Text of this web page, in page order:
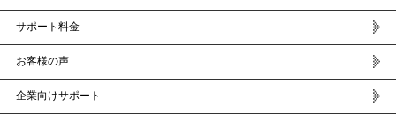
サポート料金
お客様の声
企業向けサポート